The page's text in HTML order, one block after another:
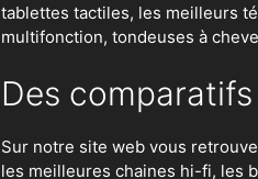
tablettes tactiles, les meilleurs
multifonction, tondeuses à
Des
Sur notre site web vous
les meilleures chaines hi-fi, les